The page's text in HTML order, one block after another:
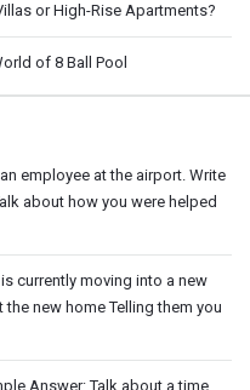
or High-Rise Apartments?
of 8 Ball Pool
employee at the airport. Write
about how you were helped
currently moving into a new
new home Telling them you
Answer: Talk about a time